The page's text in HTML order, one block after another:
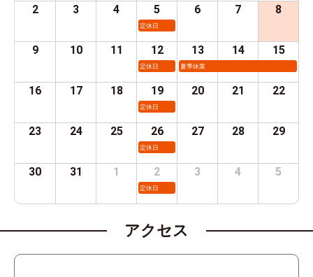
2 3 4 5
定休日
6 7 8
9 10 11 12
定休日
13
夏季休業
14 15
16 17 18 19
定休日
20 21 22
23 24 25 26
定休日
27 28 29
30 31 1 2
定休日
3 4 5
アクセス